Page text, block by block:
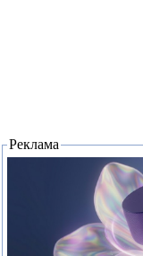
Реклама